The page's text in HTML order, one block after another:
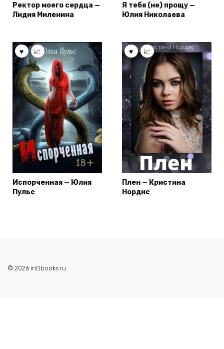
Ректор моего сердца —
Лидия Миленина
Я тебя (не) прощу —
Юлия Николаева
Испорченная — Юлия
Пульс
Плен — Кристина
Нордис
© 2026 inDbooks.ru